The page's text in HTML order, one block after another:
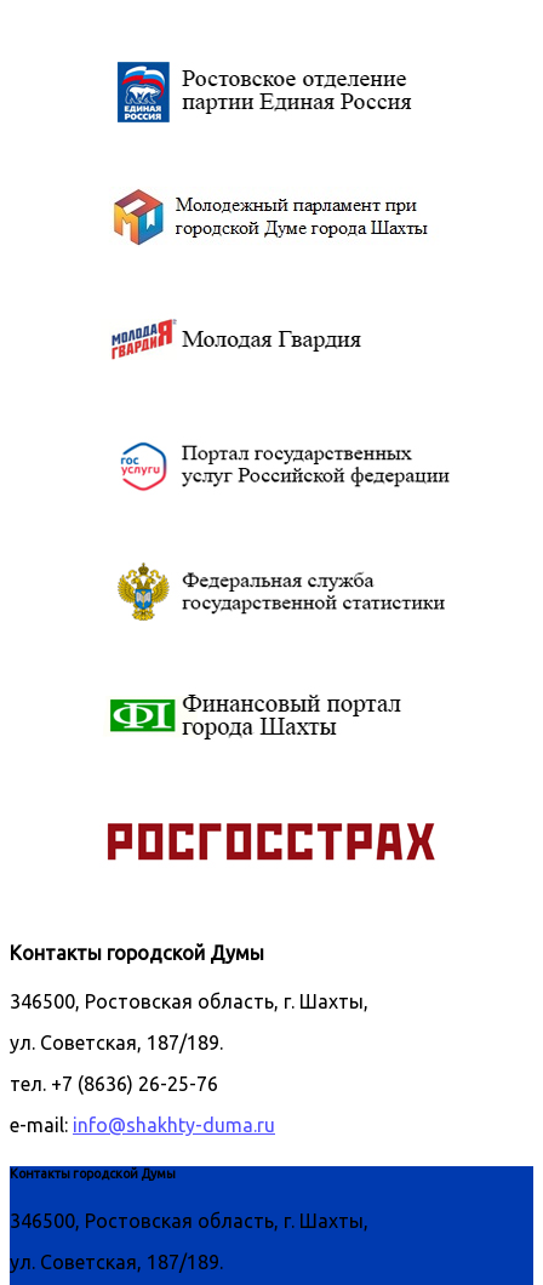
Контакты городской Думы
346500, Ростовская область, г. Шахты,
ул. Советская, 187/189.
тел. +7 (8636) 26-25-76
e-mail: info@shakhty-duma.ru
Контакты городской Думы
346500, Ростовская область, г. Шахты,
ул. Советская, 187/189.